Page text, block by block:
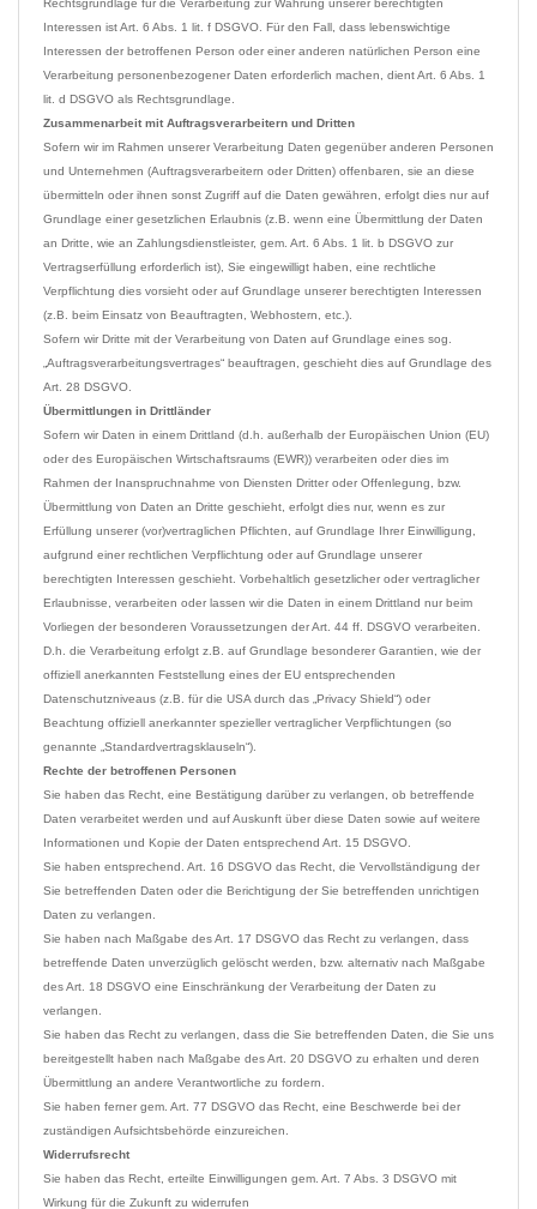
Rechtsgrundlage für die Verarbeitung zur Wahrung unserer berechtigten
Interessen ist Art. 6 Abs. 1 lit. f DSGVO. Für den Fall, dass lebenswichtige
Interessen der betroffenen Person oder einer anderen natürlichen Person eine
Verarbeitung personenbezogener Daten erforderlich machen, dient Art. 6 Abs. 1
Zusammenarbeit mit Auftragsverarbeitern und Dritten
Sofern wir im Rahmen unserer Verarbeitung Daten gegenüber anderen Personen
und Unternehmen (Auftragsverarbeitern oder Dritten) offenbaren, sie an diese
übermitteln oder ihnen sonst Zugriff auf die Daten gewähren, erfolgt dies nur auf
Grundlage einer gesetzlichen Erlaubnis (z.B. wenn eine Übermittlung der Daten
an Dritte, wie an Zahlungsdienstleister, gem. Art. 6 Abs. 1 lit. b DSGVO zur
Vertragserfüllung erforderlich ist), Sie eingewilligt haben, eine rechtliche
Verpflichtung dies vorsieht oder auf Grundlage unserer berechtigten Interessen
(z.B. beim Einsatz von Beauftragten, Webhostern, etc.).
Sofern wir Dritte mit der Verarbeitung von Daten auf Grundlage eines sog.
„Auftragsverarbeitungsvertrages“ beauftragen, geschieht dies auf Grundlage des
Übermittlungen in Drittländer
Sofern wir Daten in einem Drittland (d.h. außerhalb der Europäischen Union (EU)
oder des Europäischen Wirtschaftsraums (EWR)) verarbeiten oder dies im
Rahmen der Inanspruchnahme von Diensten Dritter oder Offenlegung, bzw.
Übermittlung von Daten an Dritte geschieht, erfolgt dies nur, wenn es zur
Erfüllung unserer (vor)vertraglichen Pflichten, auf Grundlage Ihrer Einwilligung,
aufgrund einer rechtlichen Verpflichtung oder auf Grundlage unserer
berechtigten Interessen geschieht. Vorbehaltlich gesetzlicher oder vertraglicher
Erlaubnisse, verarbeiten oder lassen wir die Daten in einem Drittland nur beim
Vorliegen der besonderen Voraussetzungen der Art. 44 ff. DSGVO verarbeiten.
D.h. die Verarbeitung erfolgt z.B. auf Grundlage besonderer Garantien, wie der
offiziell anerkannten Feststellung eines der EU entsprechenden
Datenschutzniveaus (z.B. für die USA durch das „Privacy Shield“) oder
Beachtung offiziell anerkannter spezieller vertraglicher Verpflichtungen (so
Rechte der betroffenen Personen
Sie haben das Recht, eine Bestätigung darüber zu verlangen, ob betreffende
Daten verarbeitet werden und auf Auskunft über diese Daten sowie auf weitere
Informationen und Kopie der Daten entsprechend Art. 15 DSGVO.
Sie haben entsprechend. Art. 16 DSGVO das Recht, die Vervollständigung der
Sie betreffenden Daten oder die Berichtigung der Sie betreffenden unrichtigen
Daten zu verlangen.
Sie haben nach Maßgabe des Art. 17 DSGVO das Recht zu verlangen, dass
betreffende Daten unverzüglich gelöscht werden, bzw. alternativ nach Maßgabe
des Art. 18 DSGVO eine Einschränkung der Verarbeitung der Daten zu
verlangen.
Sie haben das Recht zu verlangen, dass die Sie betreffenden Daten, die Sie uns
bereitgestellt haben nach Maßgabe des Art. 20 DSGVO zu erhalten und deren
Übermittlung an andere Verantwortliche zu fordern.
Sie haben ferner gem. Art. 77 DSGVO das Recht, eine Beschwerde bei der
Widerrufsrecht
Sie haben das Recht, erteilte Einwilligungen gem. Art. 7 Abs. 3 DSGVO mit